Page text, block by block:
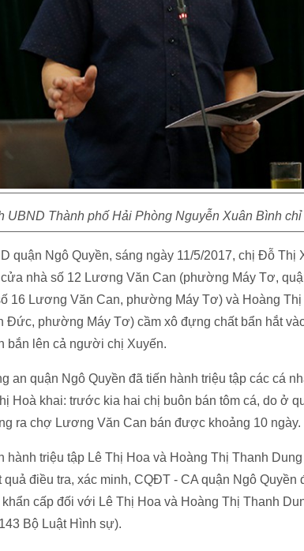
UBND Thành phố Hải Phòng Nguyễn Xuân Bình
quận Ngô Quyền, sáng ngày 11/5/2017, chị Đỗ Thị
nhà số 12 Lương Văn Can (phường Máy Tơ,
16 Lương Văn Can, phường Máy Tơ) và Hoàng
Đức, phường Máy Tơ) cầm xô đựng chất bẩn hắt
bắn lên cả người chị Xuyến.
an quận Ngô Quyền đã tiến hành triệu tập các cá
Hoà khai: trước kia hai chị buôn bán tôm cá, do ở
ra chợ Lương Văn Can bán được khoảng 10 ngày.
hành triệu tập Lê Thị Hoa và Hoàng Thị Thanh
điều tra, xác minh, CQĐT - CA quận Ngô
cấp đối với Lê Thị Hoa và Hoàng Thị Thanh
Bộ Luật Hình sự).